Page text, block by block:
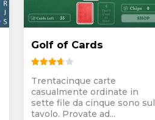
Golf of Cards
Trentacinque carte
casualmente ordinate in
sette file da cinque sono sul
tavolo. Provate ad...